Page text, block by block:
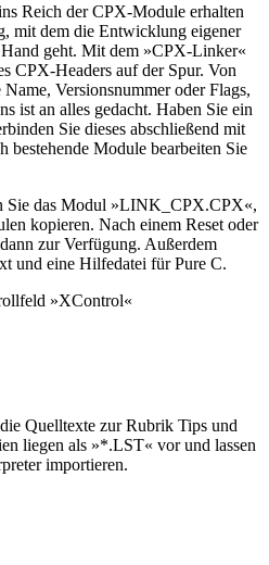
Reich der CPX-Module erhalten
mit dem die Entwicklung eigener
geht. Mit dem »CPX-Linker«
CPX-Headers auf der Spur. Von
Versionsnummer oder Flags,
ist an alles gedacht. Haben Sie ein
Sie dieses abschließend mit
bestehende Module bearbeiten Sie
das Modul »LINK_CPX.CPX«,
kopieren. Nach einem Reset oder
zur Verfügung. Außerdem
und eine Hilfedatei für Pure C.
»XControl«
Quelltexte zur Rubrik Tips und
liegen als »*.LST« vor und lassen
importieren.